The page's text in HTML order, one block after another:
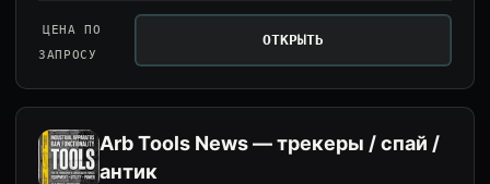
ЦЕНА ПО
ЗАПРОСУ
ОТКРЫТЬ
Arb Tools News — трекеры / спай /
антик